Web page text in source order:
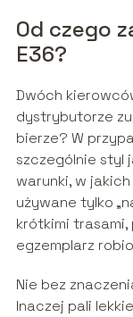
Od czego
E36?
Dwóch
dystrybutorze
bierze? W
szczególnie styl
warunki, w
używane tylko
krótkimi
egzemplarz
Nie bez
Inaczej pali lekkie